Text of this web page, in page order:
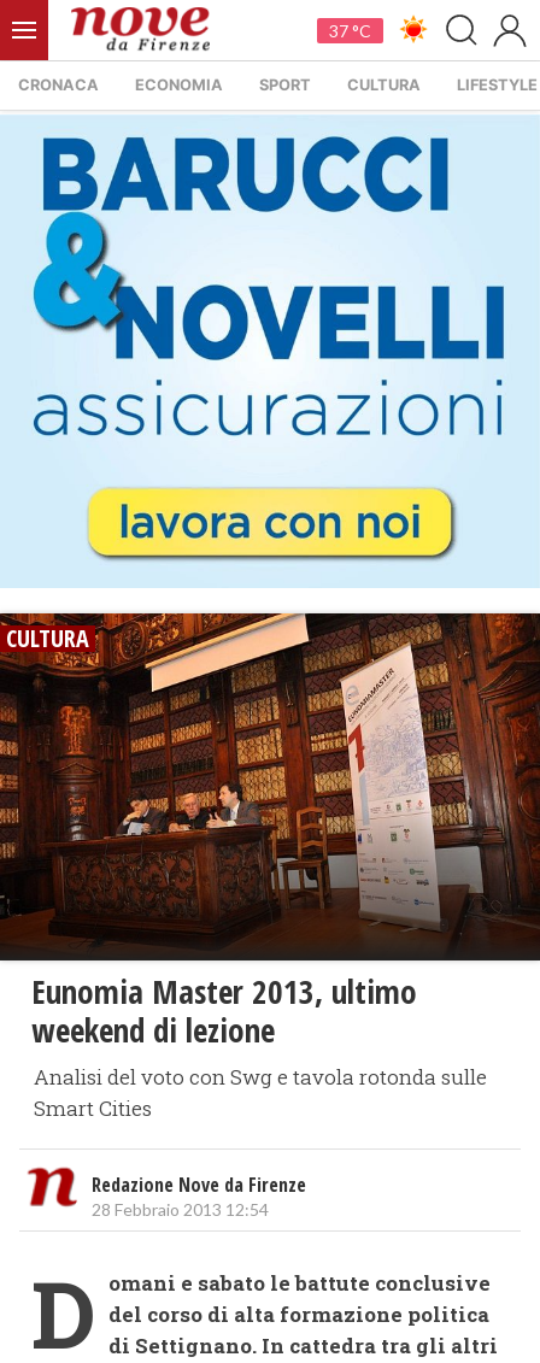
37 °C
CRONACA ECONOMIA SPORT CULTURA LIFESTYLE
CULTURA
Eunomia Master 2013, ultimo
weekend di lezione
Analisi del voto con Swg e tavola rotonda sulle
Smart Cities
Redazione Nove da Firenze
28 Febbraio 2013 12:54
D
omani e sabato le battute conclusive
del corso di alta formazione politica
di Settignano. In cattedra tra gli altri